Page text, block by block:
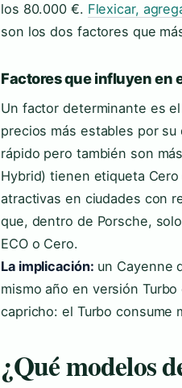
los 80.000 €. Flexicar,
son los dos factores que
Factores que influyen en
Un factor determinante es
precios más estables por su
rápido pero también son
Hybrid) tienen etiqueta Cero
atractivas en ciudades con
que, dentro de Porsche,
ECO o Cero.
La implicación: un Cayenne
mismo año en versión
capricho: el Turbo consume
¿Qué modelos